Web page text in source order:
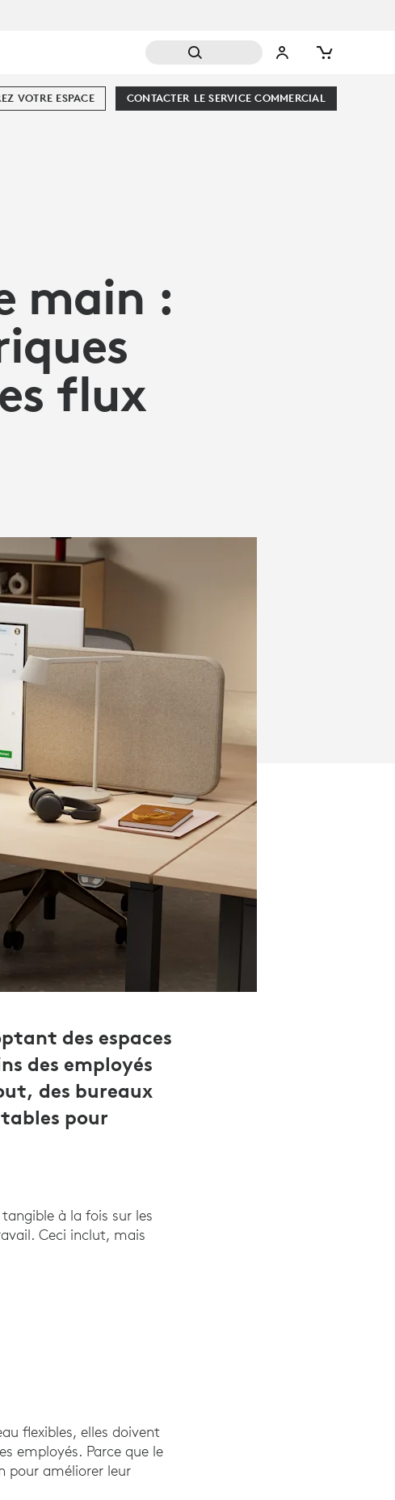
CONTACTER LE SERVICE COMMERCIAL
VOTRE ESPACE
main :
flux
des espaces
des employés
des bureaux
pour
à la fois sur les
Ceci inclut, mais
flexibles, elles doivent
employés. Parce que le
pour améliorer leur